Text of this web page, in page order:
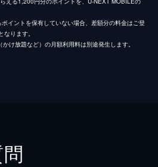
イントを保有していない場合、差額分の料金はご登
ります。
け放題など）の月額利用料は別途発生します。